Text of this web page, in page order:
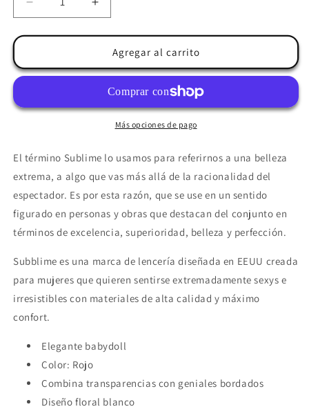
Reducir
cantidad
para
-
BABYDOLL
FLORAL
Aumentar
cantidad
para
SUBBLIME
-
BABYDOLL
ENCAJE
FLORAL
ROJO
Agregar al carrito
Más opciones de pago
El término Sublime lo usamos para referirnos a una belleza
extrema, a algo que vas más allá de la racionalidad del
espectador. Es por esta razón, que se use en un sentido
figurado en personas y obras que destacan del conjunto en
términos de excelencia, superioridad, belleza y perfección.
Subblime es una marca de lencería diseñada en EEUU creada
para mujeres que quieren sentirse extremadamente sexys e
irresistibles con materiales de alta calidad y máximo
confort.
Elegante babydoll
Color: Rojo
Combina transparencias con geniales bordados
Diseño floral blanco